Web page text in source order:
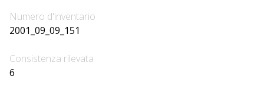
Numero d'inventario
2001_09_09_151
Consistenza rilevata
6